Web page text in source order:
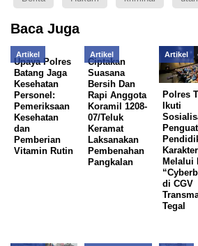
Baca Juga
Artikel
Upaya Polres
Batang Jaga
Kesehatan
Personel:
Pemeriksaan
Kesehatan
dan
Pemberian
Vitamin Rutin
Artikel
Ciptakan
Suasana
Bersih Dan
Rapi Anggota
Koramil 1208-
07/Teluk
Keramat
Laksanakan
Pembenahan
Pangkalan
Artikel
Polres
Ikuti
Karakter
Melalui
di CGV
Tegal